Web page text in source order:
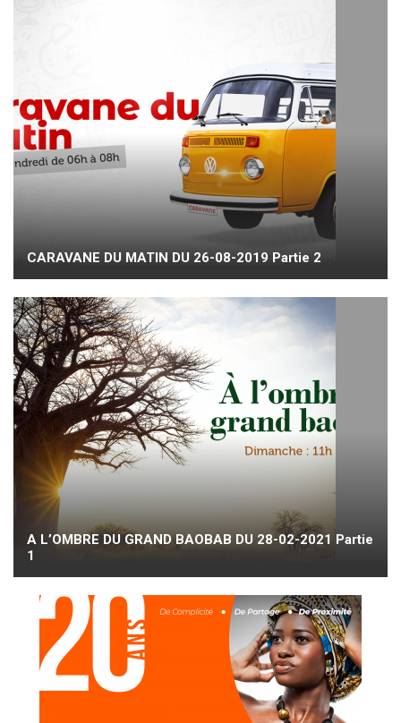
CARAVANE DU MATIN DU 26-08-2019 Partie 2
A L’OMBRE DU GRAND BAOBAB DU 28-02-2021 Partie
1